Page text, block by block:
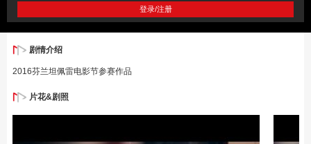
登录/注册
剧情介绍
2016芬兰坦佩雷电影节参赛作品
片花&剧照